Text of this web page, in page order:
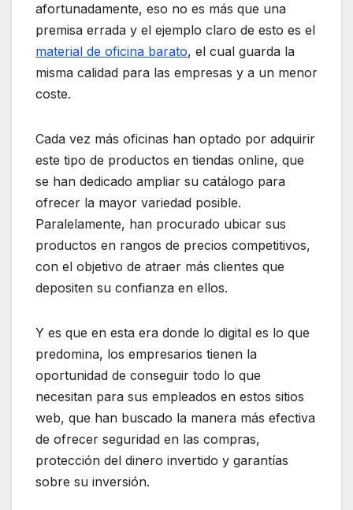
afortunadamente, eso no es más que una
premisa errada y el ejemplo claro de esto es el
material de oficina barato, el cual guarda la
misma calidad para las empresas y a un menor
coste.
Cada vez más oficinas han optado por adquirir
este tipo de productos en tiendas online, que
se han dedicado ampliar su catálogo para
ofrecer la mayor variedad posible.
Paralelamente, han procurado ubicar sus
productos en rangos de precios competitivos,
con el objetivo de atraer más clientes que
depositen su confianza en ellos.
Y es que en esta era donde lo digital es lo que
predomina, los empresarios tienen la
oportunidad de conseguir todo lo que
necesitan para sus empleados en estos sitios
web, que han buscado la manera más efectiva
de ofrecer seguridad en las compras,
protección del dinero invertido y garantías
sobre su inversión.